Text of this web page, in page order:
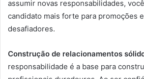
assumir novas responsabilidades,
candidato mais forte para promoções
desafiadores.
Construção de relacionamentos
responsabilidade é a base para